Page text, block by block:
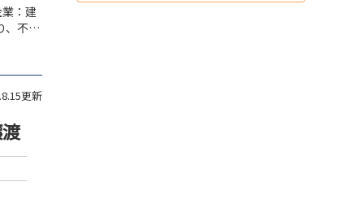
：建
、不動
弊社に
、西日
更新